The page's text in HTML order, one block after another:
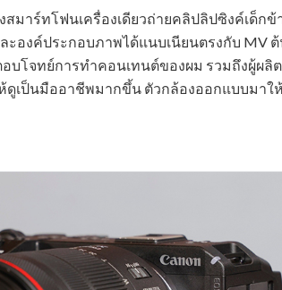
สมาร์ทโฟนเครื่องเดียวถ่ายคลิปลิปซิงค์เด็กข้
องค์ประกอบภาพได้แนบเนียนตรงกับ MV ต้
ตอบโจทย์การทำคอนเทนต์ของผม รวมถึงผู้ผลิ
ดูเป็นมืออาชีพมากขึ้น ตัวกล้องออกแบบมาใ